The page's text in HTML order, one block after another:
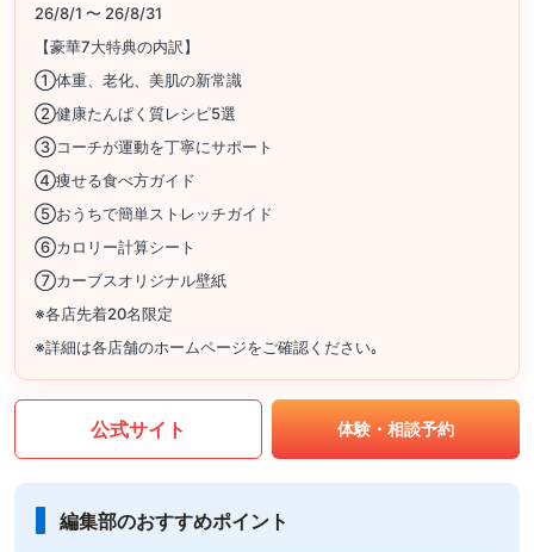
26/8/1 〜 26/8/31
【豪華7大特典の内訳】
①体重、老化、美肌の新常識
②健康たんぱく質レシピ5選
③コーチが運動を丁寧にサポート
④痩せる食べ方ガイド
⑤おうちで簡単ストレッチガイド
⑥カロリー計算シート
⑦カーブスオリジナル壁紙
※各店先着20名限定
※詳細は各店舗のホームページをご確認ください｡
公式サイト 体験・相談予約
編集部のおすすめポイント